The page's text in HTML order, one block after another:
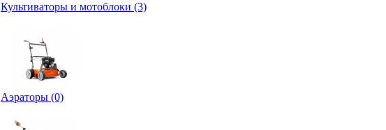
Культиваторы и мотоблоки (3)
Аэраторы (0)